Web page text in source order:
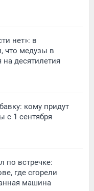
нет»: в
что медузы в
десятилетия
кому придут
с 1 сентября
по встречке:
где сгорели
машина